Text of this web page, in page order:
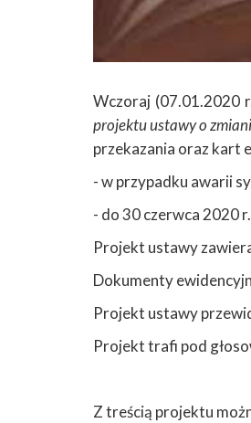
Wczoraj (07.01.2020
projektu ustawy o
przekazania oraz kart
- w przypadku awarii
- do 30 czerwca 2020
Projekt ustawy
Dokumenty
Projekt ustawy
Projekt trafi pod
Z treścią projektu